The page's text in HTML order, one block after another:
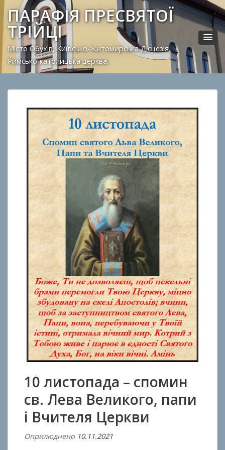
ПАРАФІЯ ПРЕСВЯТОЇ
ТРІЙЦІ
Місто Обухів, Київсько-Житомирська Дієцезія.
Римсько-католицька церква.
10 листопада – спомин
св. Лева Великого, папи
і Вчителя Церкви
Оприлюднено 10.11.2021